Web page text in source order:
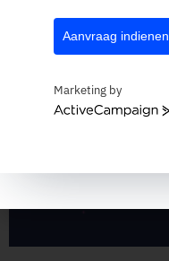
Aanvraag indienen
Marketing by
ActiveCampaign